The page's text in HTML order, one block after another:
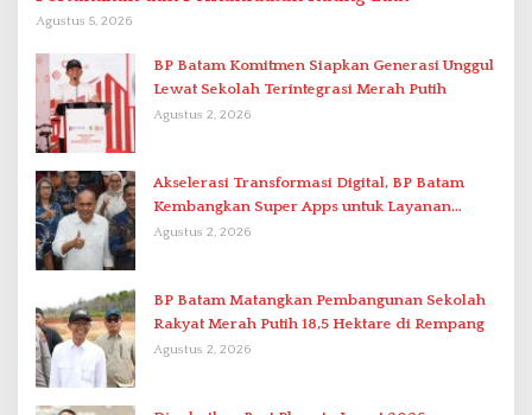
Agustus 5, 2026
BP Batam Komitmen Siapkan Generasi Unggul
Lewat Sekolah Terintegrasi Merah Putih
Agustus 2, 2026
Akselerasi Transformasi Digital, BP Batam
Kembangkan Super Apps untuk Layanan
Terpadu
Agustus 2, 2026
BP Batam Matangkan Pembangunan Sekolah
Rakyat Merah Putih 18,5 Hektare di Rempang
Agustus 2, 2026